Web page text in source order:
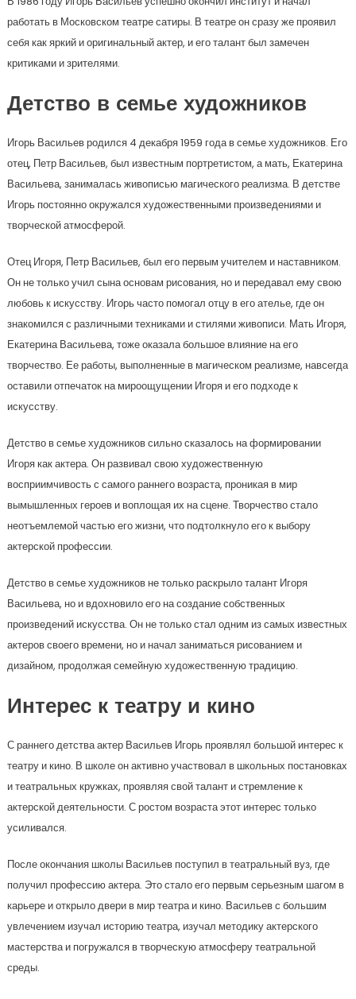
работать в Московском театре сатиры. В театре он сразу же проявил
себя как яркий и оригинальный актер, и его талант был замечен
критиками и зрителями.
Детство в семье художников
Игорь Васильев родился 4 декабря 1959 года в семье художников. Его
отец, Петр Васильев, был известным портретистом, а мать, Екатерина
Васильева, занималась живописью магического реализма. В детстве
Игорь постоянно окружался художественными произведениями и
творческой атмосферой.
Отец Игоря, Петр Васильев, был его первым учителем и наставником.
Он не только учил сына основам рисования, но и передавал ему свою
любовь к искусству. Игорь часто помогал отцу в его ателье, где он
знакомился с различными техниками и стилями живописи. Мать Игоря,
Екатерина Васильева, тоже оказала большое влияние на его
творчество. Ее работы, выполненные в магическом реализме, навсегда
оставили отпечаток на мироощущении Игоря и его подходе к
искусству.
Детство в семье художников сильно сказалось на формировании
Игоря как актера. Он развивал свою художественную
восприимчивость с самого раннего возраста, проникая в мир
вымышленных героев и воплощая их на сцене. Творчество стало
неотъемлемой частью его жизни, что подтолкнуло его к выбору
актерской профессии.
Детство в семье художников не только раскрыло талант Игоря
Васильева, но и вдохновило его на создание собственных
произведений искусства. Он не только стал одним из самых известных
актеров своего времени, но и начал заниматься рисованием и
дизайном, продолжая семейную художественную традицию.
Интерес к театру и кино
С раннего детства актер Васильев Игорь проявлял большой интерес к
театру и кино. В школе он активно участвовал в школьных постановках
и театральных кружках, проявляя свой талант и стремление к
актерской деятельности. С ростом возраста этот интерес только
усиливался.
После окончания школы Васильев поступил в театральный вуз, где
получил профессию актера. Это стало его первым серьезным шагом в
карьере и открыло двери в мир театра и кино. Васильев с большим
увлечением изучал историю театра, изучал методику актерского
мастерства и погружался в творческую атмосферу театральной
среды.